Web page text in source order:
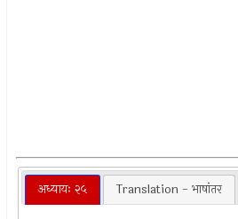
अध्यायः २५ Translation - भाषांतर